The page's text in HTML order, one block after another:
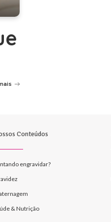
Conteúdos
engravidar?
& Nutrição